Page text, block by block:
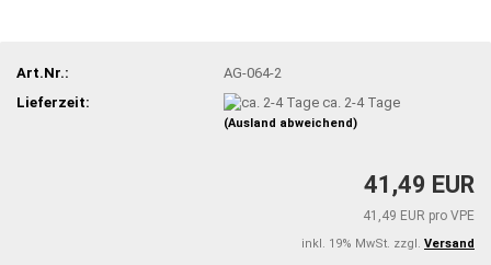
Art.Nr.:
AG-064-2
Lieferzeit:
ca. 2-4 Tage
(Ausland abweichend)
41,49 EUR
41,49 EUR pro VPE
inkl. 19% MwSt. zzgl. Versand